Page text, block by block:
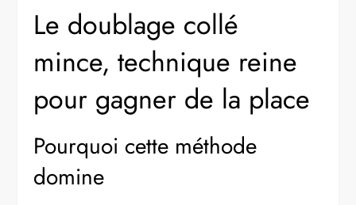
Le doublage collé
mince, technique reine
pour gagner de la place
Pourquoi cette méthode
domine